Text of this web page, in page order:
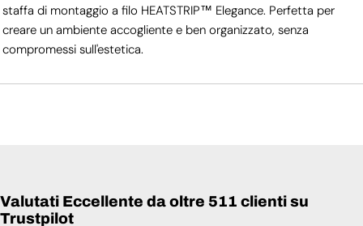
staffa di montaggio a filo HEATSTRIP™ Elegance. Perfetta per
creare un ambiente accogliente e ben organizzato, senza
compromessi sull'estetica.
Valutati Eccellente da oltre 511 clienti su
Trustpilot